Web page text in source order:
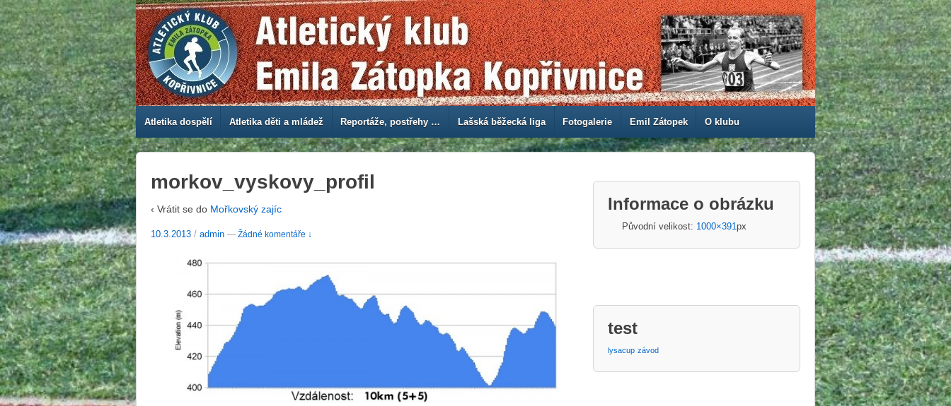
Atletika dospělí Atletika děti a mládež Reportáže, postřehy … Lašská běžecká liga Fotogalerie Emil Zátopek O klubu
morkov_vyskovy_profil
‹ Vrátit se do Mořkovský zajíc
10.3.2013 / admin — Žádné komentáře ↓
Informace o obrázku
Původní velikost: 1000×391px
test
lysacup závod